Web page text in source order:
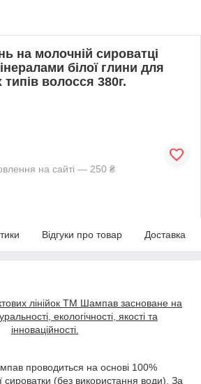
на молочній сироватці
білої глини для
волосся 380г.
на сайті — 250 ₴
Відгуки про товар Доставка
лінійок ТМ Шампав засноване на
екологічності, якості та
інноваційності.
проводиться на основі 100%
сироватки (без використання води). За